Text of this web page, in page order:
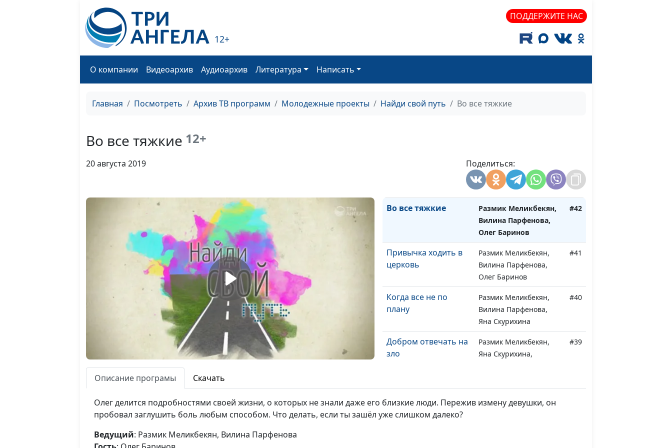
12+
ПОДДЕРЖИТЕ НАС
О компании Видеоархив Аудиоархив Литература Написать
Главная Посмотреть Архив ТВ программ Молодежные проекты Найди свой путь Во все тяжкие
Во все тяжкие 12+
20 августа 2019 Поделиться:
Парфенов
Даниил Егоров, Сергей
Парфенов, Юлия
Ермошина
ног
Даниил Егоров, Мария
Вилина Парфенова,
Олег Баринов, Юля
Баринова
Во все тяжкие
Размик Меликбекян,
Вилина Парфенова,
Олег Баринов
#42
Привычка ходить в
церковь
Размик Меликбекян,
Вилина Парфенова,
Олег Баринов
#41
Когда все не по
плану
Размик Меликбекян,
Вилина Парфенова,
Яна Скурихина
#40
Добром отвечать на
зло
Размик Меликбекян,
Яна Скурихина,
#39
Выбор спутника
жизни
Размик Меликбекян,
Владимир Коровин
#38
Описание програмы Скачать
Олег делится подробностями своей жизни, о которых не знали даже его близкие люди. Пережив измену девушки, он
пробовал заглушить боль любым способом. Что делать, если ты зашёл уже слишком далеко?
Ведущий: Размик Меликбекян, Вилина Парфенова